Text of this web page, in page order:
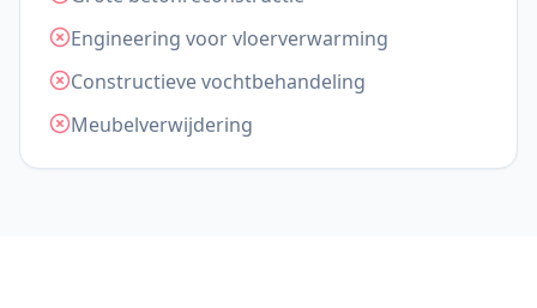
Engineering voor vloerverwarming
Constructieve vochtbehandeling
Meubelverwijdering